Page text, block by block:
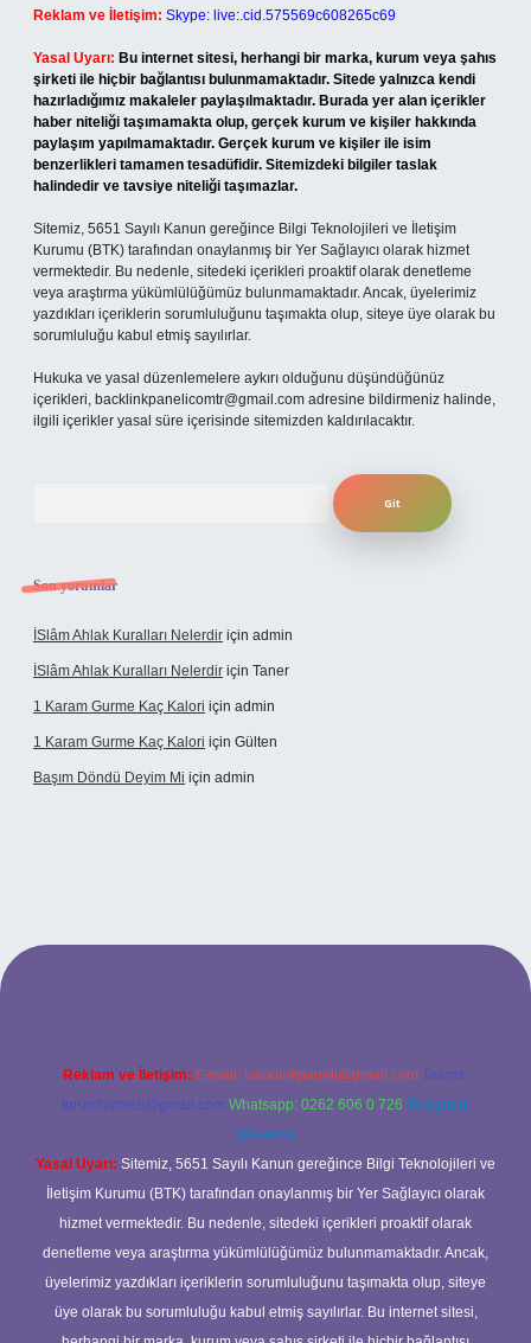
Reklam ve İletişim: Skype: live:.cid.575569c608265c69
Yasal Uyarı: Bu internet sitesi, herhangi bir marka, kurum veya şahıs
şirketi ile hiçbir bağlantısı bulunmamaktadır. Sitede yalnızca kendi
hazırladığımız makaleler paylaşılmaktadır. Burada yer alan içerikler
haber niteliği taşımamakta olup, gerçek kurum ve kişiler hakkında
paylaşım yapılmamaktadır. Gerçek kurum ve kişiler ile isim
benzerlikleri tamamen tesadüfidir. Sitemizdeki bilgiler taslak
halindedir ve tavsiye niteliği taşımazlar.
Sitemiz, 5651 Sayılı Kanun gereğince Bilgi Teknolojileri ve İletişim
Kurumu (BTK) tarafından onaylanmış bir Yer Sağlayıcı olarak hizmet
vermektedir. Bu nedenle, sitedeki içerikleri proaktif olarak denetleme
veya araştırma yükümlülüğümüz bulunmamaktadır. Ancak, üyelerimiz
yazdıkları içeriklerin sorumluluğunu taşımakta olup, siteye üye olarak bu
sorumluluğu kabul etmiş sayılırlar.
Hukuka ve yasal düzenlemelere aykırı olduğunu düşündüğünüz
içerikleri, backlinkpanelicomtr@gmail.com adresine bildirmeniz halinde,
ilgili içerikler yasal süre içerisinde sitemizden kaldırılacaktır.
Son yorumlar
İSlâm Ahlak Kuralları Nelerdir için admin
İSlâm Ahlak Kuralları Nelerdir için Taner
1 Karam Gurme Kaç Kalori için admin
1 Karam Gurme Kaç Kalori için Gülten
Başım Döndü Deyim Mi için admin
Reklam ve İletişim: E-mail: backlinkpaneli@gmail.com Teams:
forumhizmeti@gmail.com Whatsapp: 0262 606 0 726 Telegram:
@karabul
Yasal Uyarı: Sitemiz, 5651 Sayılı Kanun gereğince Bilgi Teknolojileri ve
İletişim Kurumu (BTK) tarafından onaylanmış bir Yer Sağlayıcı olarak
hizmet vermektedir. Bu nedenle, sitedeki içerikleri proaktif olarak
denetleme veya araştırma yükümlülüğümüz bulunmamaktadır. Ancak,
üyelerimiz yazdıkları içeriklerin sorumluluğunu taşımakta olup, siteye
üye olarak bu sorumluluğu kabul etmiş sayılırlar. Bu internet sitesi,